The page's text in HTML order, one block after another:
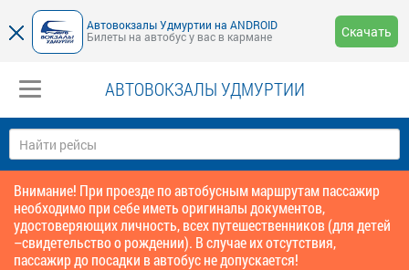
Автовокзалы Удмуртии на ANDROID
Билеты на автобус у вас в кармане
Скачать
АВТОВОКЗАЛЫ УДМУРТИИ
Внимание! При проезде по автобусным маршрутам пассажир
необходимо при себе иметь оригиналы документов,
удостоверяющих личность, всех путешественников (для детей
–свидетельство о рождении). В случае их отсутствия,
пассажир до посадки в автобус не допускается!